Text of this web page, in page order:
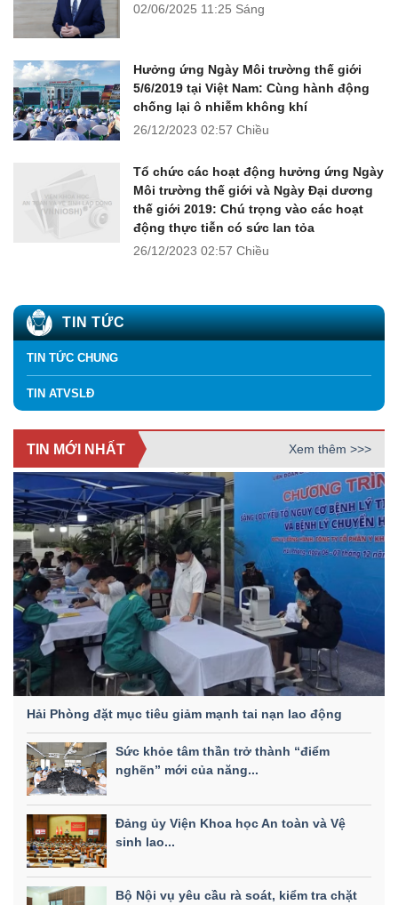
02/06/2025 11:25 Sáng
Hưởng ứng Ngày Môi trường thế giới
5/6/2019 tại Việt Nam: Cùng hành động
chống lại ô nhiễm không khí
26/12/2023 02:57 Chiều
Tổ chức các hoạt động hưởng ứng Ngày
Môi trường thế giới và Ngày Đại dương
thế giới 2019: Chú trọng vào các hoạt
động thực tiễn có sức lan tỏa
26/12/2023 02:57 Chiều
TIN TỨC
TIN TỨC CHUNG
TIN ATVSLĐ
TIN MỚI NHẤT Xem thêm >>>
Hải Phòng đặt mục tiêu giảm mạnh tai nạn lao động
Sức khỏe tâm thần trở thành “điểm
nghẽn” mới của năng...
Đảng ủy Viện Khoa học An toàn và Vệ
sinh lao...
Bộ Nội vụ yêu cầu rà soát, kiểm tra chặt